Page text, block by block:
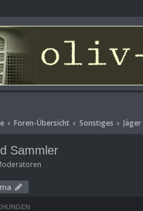
Foren-Übersicht Sonstiges
Sammler